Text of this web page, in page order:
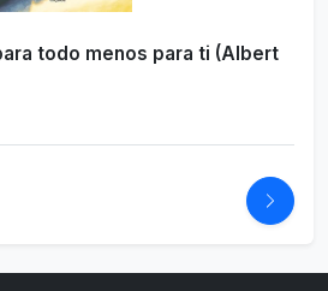
todo menos para ti (Albert